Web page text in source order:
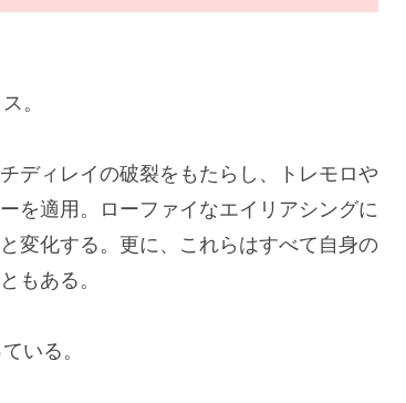
。
ディレイの破裂をもたらし、トレモロや
を適用。ローファイなエイリアシングに
変化する。更に、これらはすべて自身の
もある。
いる。